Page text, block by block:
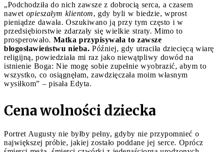
„Podchodziła do nich zawsze z dobrocią serca, a czasem
nawet opieszałym klientom, gdy byli w biedzie, wprost
pieniądze dawała. Oszukiwano ją przy tym często i w
przedsiębiorstwie zdarzały się wielkie straty. Mimo to
prosperowało. Matka przypisywała to zawsze
błogosławieństwu nieba. Później, gdy utraciła dziecięcą wiarę
religijną, powiedziała mi raz jako niewątpliwy dowód na
istnienie Boga: Nie mogę sobie zupełnie wyobrazić, abym to
wszystko, co osiągnęłam, zawdzięczała moim własnym
wysiłkom” – pisała Edyta.
Cena wolności dziecka
Portret Augusty nie byłby pełny, gdyby nie przypomnieć o
największej próbie, jakiej zostało poddane jej serce. Oprócz